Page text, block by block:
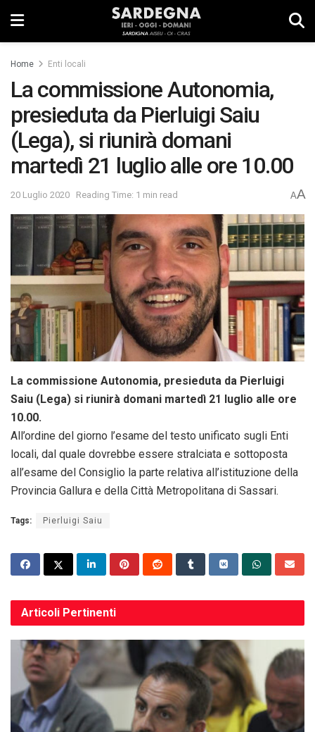
Home Enti locali
La commissione Autonomia,
presieduta da Pierluigi Saiu
(Lega), si riunirà domani
martedì 21 luglio alle ore 10.00
20 Luglio 2020 Reading Time: 1 min read AA
La commissione Autonomia, presieduta da Pierluigi
Saiu (Lega) si riunirà domani martedì 21 luglio alle ore
10.00.
All’ordine del giorno l’esame del testo unificato sugli Enti
locali, dal quale dovrebbe essere stralciata e sottoposta
all’esame del Consiglio la parte relativa all’istituzione della
Provincia Gallura e della Città Metropolitana di Sassari.
Tags: Pierluigi Saiu
Articoli Pertinenti